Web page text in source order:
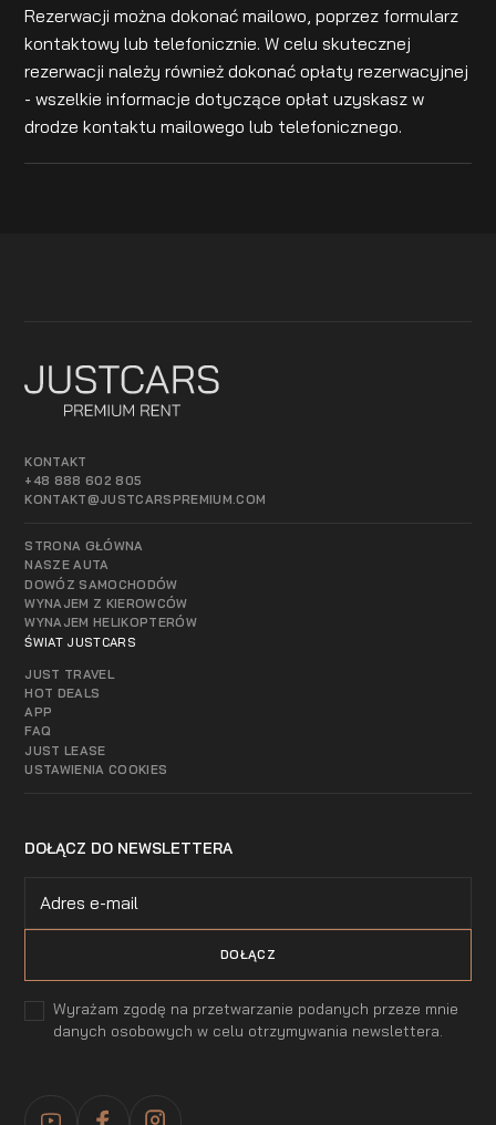
Rezerwacji można dokonać mailowo, poprzez formularz
kontaktowy lub telefonicznie. W celu skutecznej
rezerwacji należy również dokonać opłaty rezerwacyjnej
- wszelkie informacje dotyczące opłat uzyskasz w
drodze kontaktu mailowego lub telefonicznego.
KONTAKT
+48 888 602 805
KONTAKT@JUSTCARSPREMIUM.COM
STRONA GŁÓWNA
NASZE AUTA
DOWÓZ SAMOCHODÓW
WYNAJEM Z KIEROWCÓW
WYNAJEM HELIKOPTERÓW
ŚWIAT JUSTCARS
JUST TRAVEL
HOT DEALS
APP
FAQ
JUST LEASE
USTAWIENIA COOKIES
DOŁĄCZ DO NEWSLETTERA
Wyrażam zgodę na przetwarzanie podanych przeze mnie
danych osobowych w celu otrzymywania newslettera.